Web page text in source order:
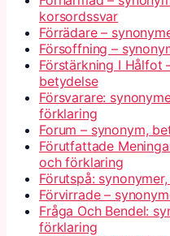
korsordssvar
Förrädare –
Försoffning –
Förstärkning I Hålfot
betydelse
Försvarare:
förklaring
Forum – synonym,
Förutfattade
och förklaring
Förutspå:
Förvirrade –
Fråga Och Bendel:
förklaring